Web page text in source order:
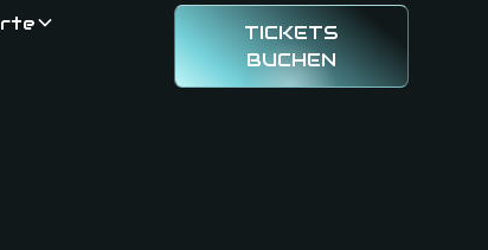
TICKETS
BUCHEN